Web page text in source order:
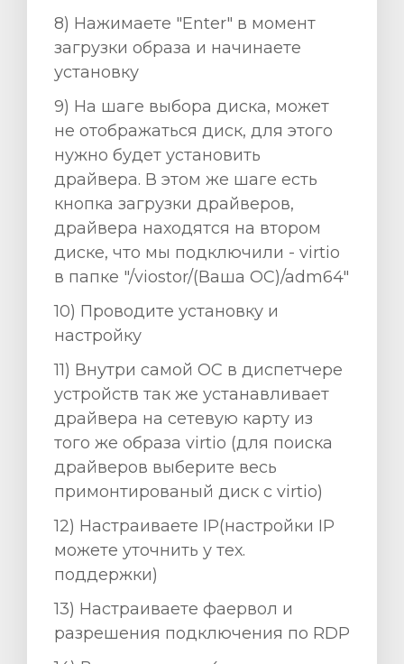
8) Нажимаете "Enter" в момент
загрузки образа и начинаете
установку
9) На шаге выбора диска, может
не отображаться диск, для этого
нужно будет установить
драйвера. В этом же шаге есть
кнопка загрузки драйверов,
драйвера находятся на втором
диске, что мы подключили - virtio
в папке "/viostor/(Ваша ОС)/adm64"
10) Проводите установку и
настройку
11) Внутри самой ОС в диспетчере
устройств так же устанавливает
драйвера на сетевую карту из
того же образа virtio (для поиска
драйверов выберите весь
примонтированый диск с virtio)
12) Настраиваете ІР(настройки ІР
можете уточнить у тех.
поддержки)
13) Настраиваете фаервол и
разрешения подключения по RDP